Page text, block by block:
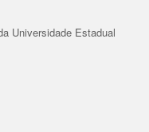
Universidade Estadual